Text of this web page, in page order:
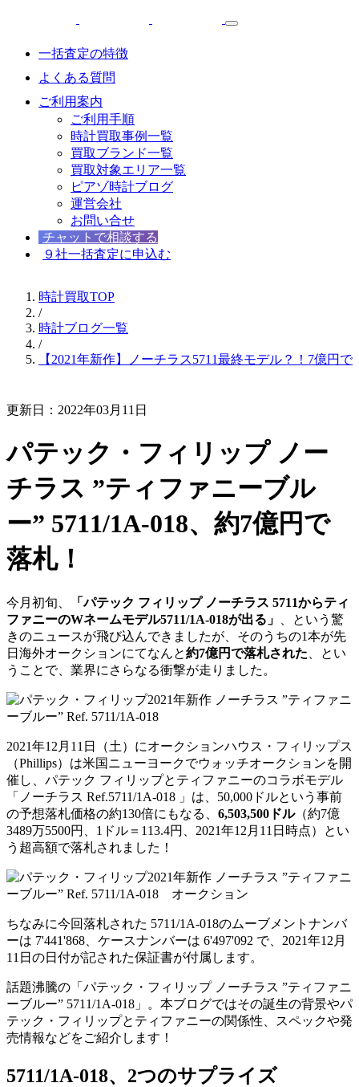
一括査定の特徴
よくある質問
ご利用案内
ご利用手順
時計買取事例一覧
買取ブランド一覧
買取対象エリア一覧
ピアゾ時計ブログ
運営会社
お問い合せ
チャットで相談する
９社一括査定に申込む
時計買取TOP
/
時計ブログ一覧
/
【2021年新作】ノーチラス5711最終モデル？！7億円
更新日：2022年03月11日
パテック・フィリップ ノー
チラス ”ティファニーブル
ー” 5711/1A-018、約7億円で
落札！
今月初旬、
「パテック フィリップ ノーチラス 5711からティ
ファニーのWネームモデル5711/1A-018が出る」
、という驚
きのニュースが飛び込んできましたが、そのうちの1本が先
日海外オークションにてなんと約7億円で落札された 、とい
うことで、業界にさらなる衝撃が走りました。
2021年12月11日（土）にオークションハウス・フィリップス
（Phillips）は米国ニューヨークでウォッチオークションを開
催し、パテック フィリップとティファニーのコラボモデル
「ノーチラス Ref.5711/1A-018 」は、50,000ドルという事前
の予想落札価格の約130倍にもなる、 6,503,500ドル（約7億
3489万5500円、1ドル＝113.4円、2021年12月11日時点）とい
う超高額で落札されました！
ちなみに今回落札された 5711/1A-018のムーブメントナンバ
ーは 7'441'868、ケースナンバーは 6'497'092 で、2021年12月
11日の日付が記された保証書が付属します。
話題沸騰の「パテック・フィリップ ノーチラス ”ティファニ
ーブルー” 5711/1A-018」。本ブログではその誕生の背景やパ
テック・フィリップとティファニーの関係性、スペックや発
売情報などをご紹介します！
5711/1A-018、2つのサプライズ